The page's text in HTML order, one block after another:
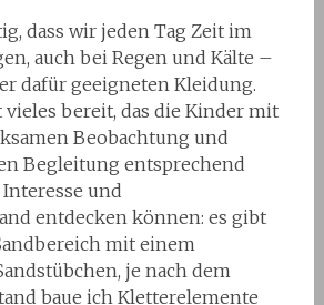
dass wir jeden Tag Zeit im
auch bei Regen und Kälte –
dafür geeigneten Kleidung.
vieles bereit, das die Kinder mit
Beobachtung und
Begleitung entsprechend
und
entdecken können: es gibt
mit einem
je nach dem
baue ich Kletterelemente